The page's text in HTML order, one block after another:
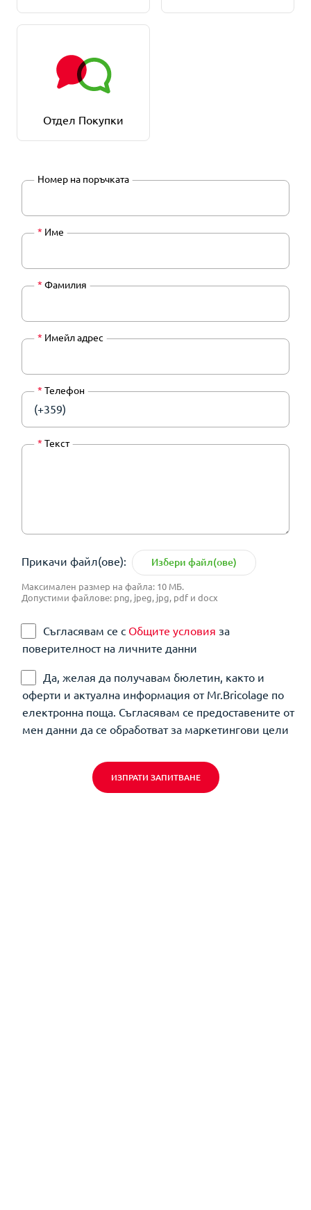
Отдел Покупки
Номер на поръчката
* Име
* Фамилия
* Имейл адрес
* Телефон
(+359)
* Текст
Прикачи файл(ове): Избери файл(ове)
Максимален размер на файла: 10 МБ.
Допустими файлове: png, jpeg, jpg, pdf и docx
Съгласявам се с Общите условия за
поверителност на личните данни
Да, желая да получавам бюлетин, както и
оферти и актуална информация от Mr.Bricolage по
електронна поща. Съгласявам се предоставените от
мен данни да се обработват за маркетингови цели
ИЗПРАТИ ЗАПИТВАНЕ